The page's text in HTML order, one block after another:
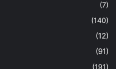
(7)
(140)
(12)
(91)
(191)